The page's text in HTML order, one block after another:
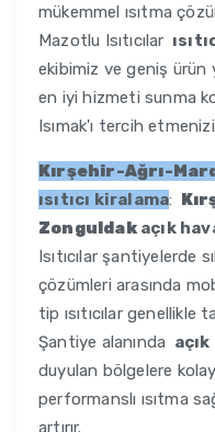
mükemmel ısıtma
Mazotlu Isıtıcılar
ekibimiz ve geniş ürün
en iyi hizmeti sunma
Isımak'ı tercih
Kırşehir-Ağrı-
ısıtıcı kiralama:
Zonguldakaçık
Isıtıcılar şantiyelerde
çözümleri arasında
tip ısıtıcılar genellikle
Şantiye alanında
duyulan bölgelere
performanslı ısıtma
artırır.